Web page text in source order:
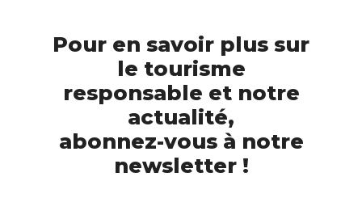
Pour en savoir plus sur
le tourisme
responsable et notre
actualité,
abonnez-vous à notre
newsletter !